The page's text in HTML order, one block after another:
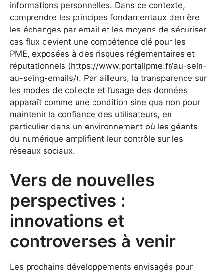
informations personnelles. Dans ce contexte,
comprendre les principes fondamentaux derrière
les échanges par email et les moyens de sécuriser
ces flux devient une compétence clé pour les
PME, exposées à des risques réglementaires et
réputationnels (https://www.portailpme.fr/au-sein-
au-seing-emails/). Par ailleurs, la transparence sur
les modes de collecte et l’usage des données
apparaît comme une condition sine qua non pour
maintenir la confiance des utilisateurs, en
particulier dans un environnement où les géants
du numérique amplifient leur contrôle sur les
réseaux sociaux.
Vers de nouvelles
perspectives :
innovations et
controverses à venir
Les prochains développements envisagés pour